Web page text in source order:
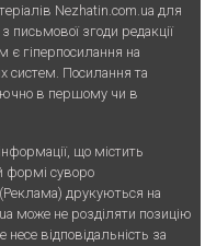
Nezhatin.com.ua для
згоди редакції
є гiперпосилання на
систем. Посилання та
в першому чи в
що мiстить
формi суворо
друкуються на
може не розділяти позицію
несе відповідальність за